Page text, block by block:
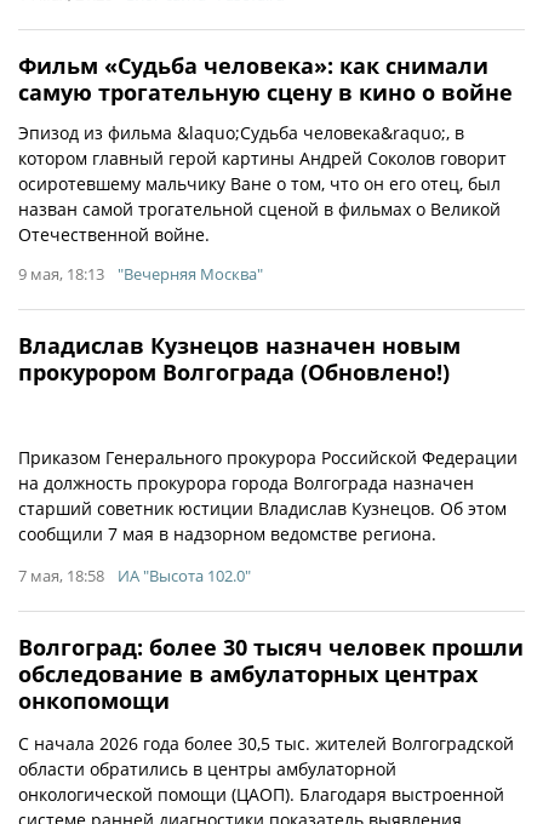
Фильм «Судьба человека»: как снимали
самую трогательную сцену в кино о войне
Эпизод из фильма &laquo;Судьба человека&raquo;, в
котором главный герой картины Андрей Соколов говорит
осиротевшему мальчику Ване о том, что он его отец, был
назван самой трогательной сценой в фильмах о Великой
Отечественной войне.
9 мая, 18:13 "Вечерняя Москва"
Владислав Кузнецов назначен новым
прокурором Волгограда (Обновлено!)
Приказом Генерального прокурора Российской Федерации
на должность прокурора города Волгограда назначен
старший советник юстиции Владислав Кузнецов. Об этом
сообщили 7 мая в надзорном ведомстве региона.
7 мая, 18:58 ИА "Высота 102.0"
Волгоград: более 30 тысяч человек прошли
обследование в амбулаторных центрах
онкопомощи
С начала 2026 года более 30,5 тыс. жителей Волгоградской
области обратились в центры амбулаторной
онкологической помощи (ЦАОП). Благодаря выстроенной